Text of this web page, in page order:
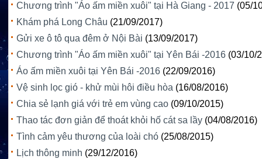
Chương trình "Áo ấm miền xuôi" tại Hà Giang - 2017 (05/
Khám phá Long Châu (21/09/2017)
Gửi xe ô tô qua đêm ở Nội Bài (13/09/2017)
Chương trình "Áo ấm miền xuôi" tại Yên Bái -2016 (03/10/
Áo ấm miền xuôi tại Yên Bái -2016 (22/09/2016)
Vệ sinh lọc gió - khử mùi hôi điều hòa (16/08/2016)
Chia sẻ lạnh giá với trẻ em vùng cao (09/10/2015)
Thao tác đơn giản để thoát khỏi hố cát sa lầy (04/08/2016)
Tình cảm yêu thương của loài chó (25/08/2015)
Lịch thông minh (29/12/2016)